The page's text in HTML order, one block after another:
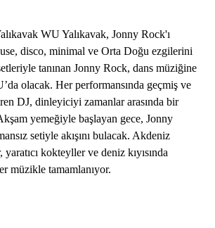
WU Yalıkavak, Jonny Rock'ı
disco, minimal ve Orta Doğu ezgilerini
tanınan Jonny Rock, dans müziğine
olacak. Her performansında geçmiş ve
DJ, dinleyiciyi zamanlar arasında bir
yemeğiyle başlayan gece, Jonny
setiyle akışını bulacak. Akdeniz
kokteyller ve deniz kıyısında
müzikle tamamlanıyor.